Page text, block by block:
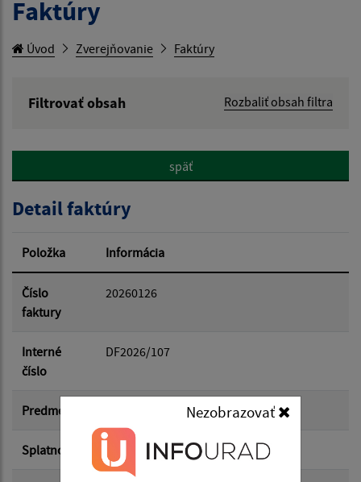
Nezobrazovať
Faktúry
Úvod Zverejňovanie Faktúry
Filtrovať obsah
Rozbaliť obsah filtra
Hľadať v:
Dátum od:
Dátum do:
Suma od:
Suma do:
späť
Detail faktúry
Položka Informácia
Číslo
faktury
20260126
Interné
číslo
DF2026/107
Predmet Výmena žiarivky, štarter VO
Splatnosť 30.04.2026